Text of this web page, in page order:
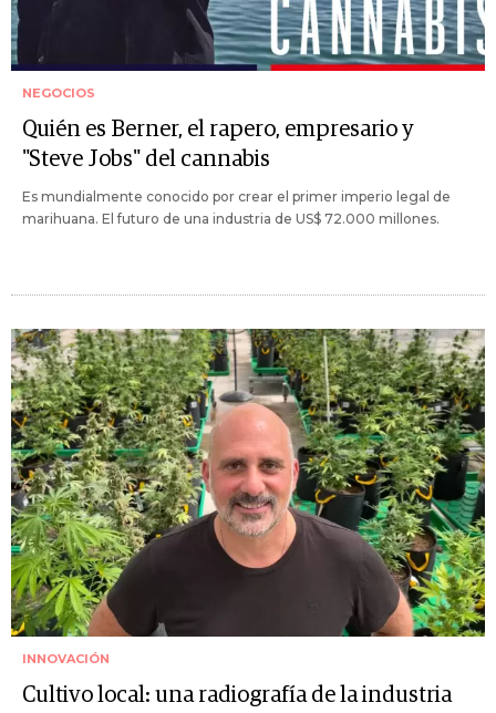
NEGOCIOS
Quién es Berner, el rapero, empresario y
"Steve Jobs" del cannabis
Es mundialmente conocido por crear el primer imperio legal de
marihuana. El futuro de una industria de US$ 72.000 millones.
INNOVACIÓN
Cultivo local: una radiografía de la industria